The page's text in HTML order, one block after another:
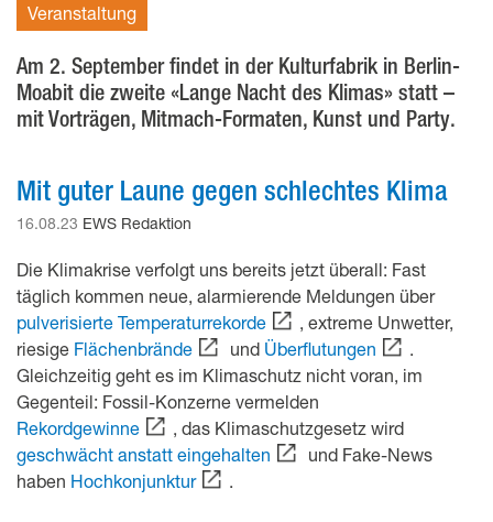
Veranstaltung
Am 2. September findet in der Kulturfabrik in Berlin-
Moabit die zweite «Lange Nacht des Klimas» statt –
mit Vorträgen, Mitmach-Formaten, Kunst und Party.
Mit guter Laune gegen schlechtes Klima
16.08.23 EWS Redaktion
Die Klimakrise verfolgt uns bereits jetzt überall: Fast
täglich kommen neue, alarmierende Meldungen über
pulverisierte Temperaturrekorde
, extreme Unwetter,
riesige Flächenbrände und Überflutungen
Gleichzeitig geht es im Klimaschutz nicht voran, im
Gegenteil: Fossil-Konzerne vermelden
Rekordgewinne
, das Klimaschutzgesetz wird
geschwächt anstatt eingehalten
und Fake-News
haben Hochkonjunktur